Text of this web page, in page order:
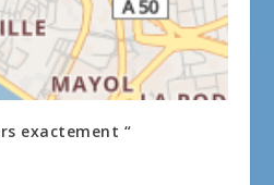
exactement “